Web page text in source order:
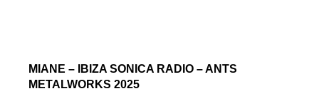
MIANE – IBIZA SONICA RADIO – ANTS
METALWORKS 2025